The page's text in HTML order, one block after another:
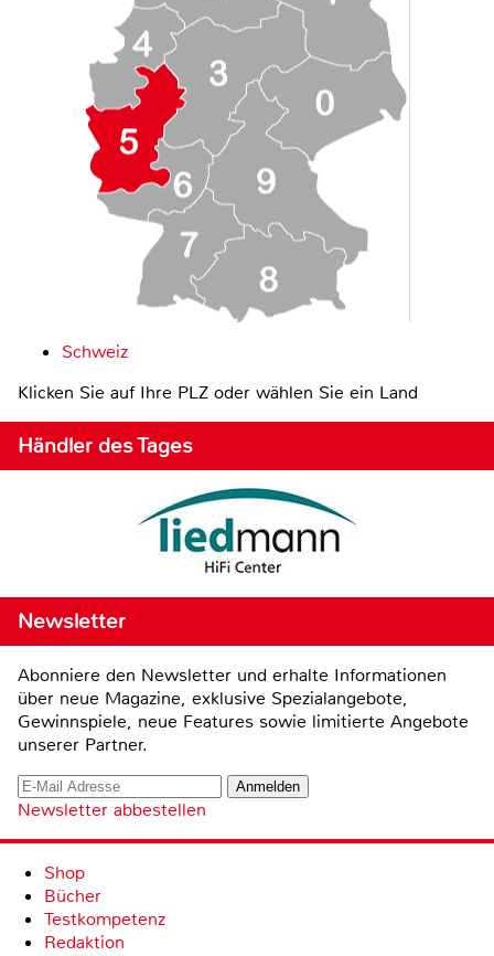
Schweiz
Klicken Sie auf Ihre PLZ oder wählen Sie ein Land
Händler des Tages
Newsletter
Abonniere den Newsletter und erhalte Informationen
über neue Magazine, exklusive Spezialangebote,
Gewinnspiele, neue Features sowie limitierte Angebote
unserer Partner.
Newsletter abbestellen
Shop
Bücher
Testkompetenz
Redaktion